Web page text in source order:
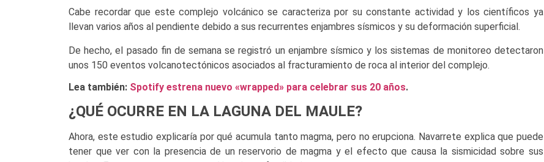
Cabe recordar que este complejo volcánico se caracteriza por su constante actividad y los científicos ya
llevan varios años al pendiente debido a sus recurrentes enjambres sísmicos y su deformación superficial.
De hecho, el pasado fin de semana se registró un enjambre sísmico y los sistemas de monitoreo detectaron
unos 150 eventos volcanotectónicos asociados al fracturamiento de roca al interior del complejo.
Lea también: Spotify estrena nuevo «wrapped» para celebrar sus 20 años.
¿QUÉ OCURRE EN LA LAGUNA DEL MAULE?
Ahora, este estudio explicaría por qué acumula tanto magma, pero no erupciona. Navarrete explica que puede
tener que ver con la presencia de un reservorio de magma y el efecto que causa la sismicidad sobre sus